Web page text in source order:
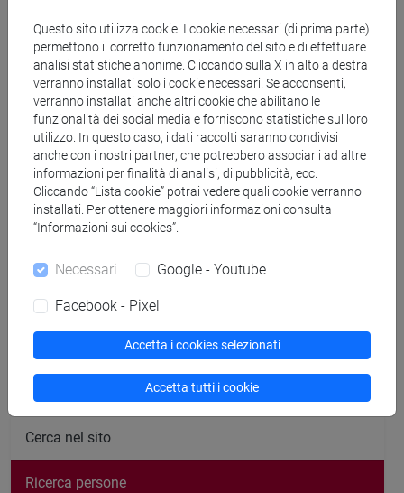
Pubblicazioni
CV
cfNEWS
26/09/2023
Climate Bond: sono investiti in maniera
Immigrazione, gli effetti
macroeconomici dipendono dalle
nostre percezioni
Cerca nel sito
Ricerca persone
Questo sito utilizza cookie. I cookie necessari (di prima parte)
permettono il corretto funzionamento del sito e di effettuare
analisi statistiche anonime. Cliccando sulla X in alto a destra
verranno installati solo i cookie necessari. Se acconsenti,
verranno installati anche altri cookie che abilitano le
funzionalità dei social media e forniscono statistiche sul loro
utilizzo. In questo caso, i dati raccolti saranno condivisi
anche con i nostri partner, che potrebbero associarli ad altre
informazioni per finalità di analisi, di pubblicità, ecc.
Cliccando “Lista cookie” potrai vedere quali cookie verranno
installati. Per ottenere maggiori informazioni consulta
“Informazioni sui cookies”.
Necessari Google - Youtube
Facebook - Pixel
Accetta i cookies selezionati
Accetta tutti i cookie